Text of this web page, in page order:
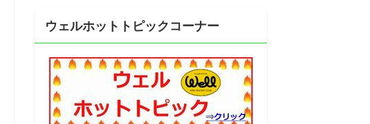
ウェルホットトピックコーナー